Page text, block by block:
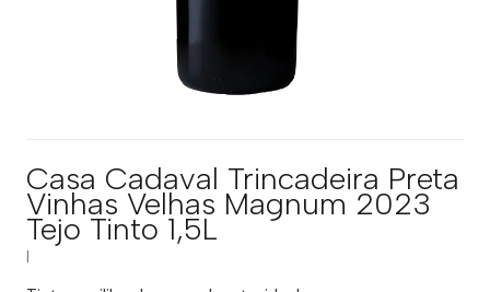
Casa Cadaval Trincadeira Preta
Vinhas Velhas Magnum 2023
Tejo Tinto 1,5L